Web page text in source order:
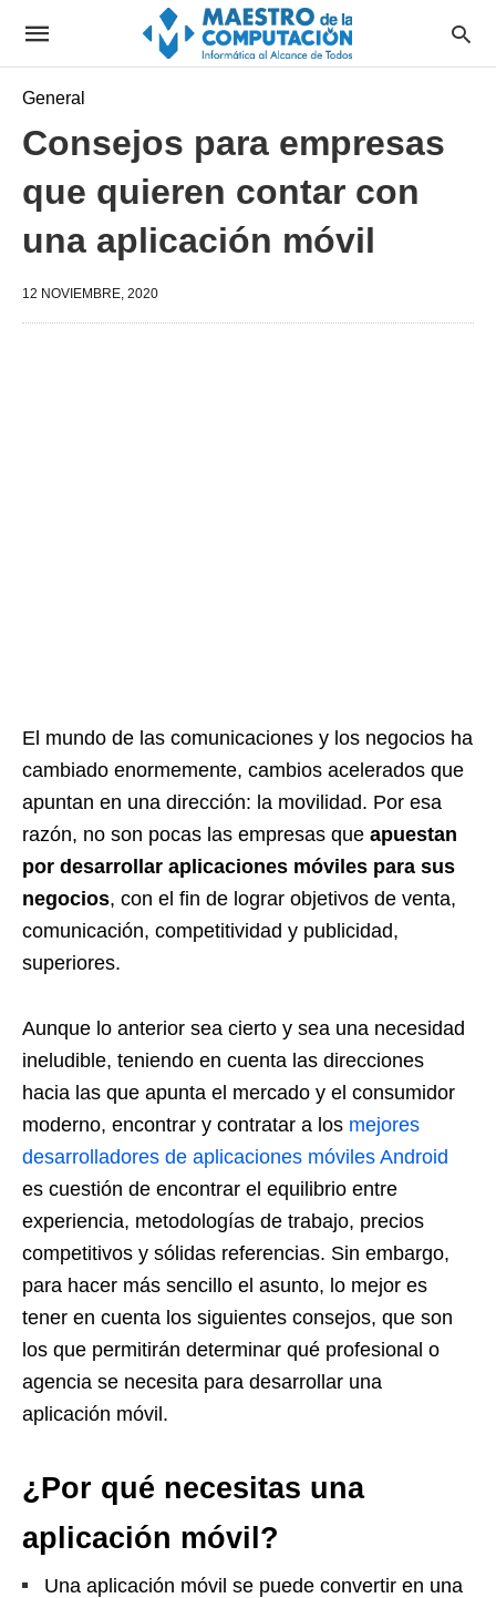
General
Consejos para empresas
que quieren contar con
una aplicación móvil
12 NOVIEMBRE, 2020
El mundo de las comunicaciones y los negocios ha
cambiado enormemente, cambios acelerados que
apuntan en una dirección: la movilidad. Por esa
razón, no son pocas las empresas que apuestan
por desarrollar aplicaciones móviles para sus
negocios, con el fin de lograr objetivos de venta,
comunicación, competitividad y publicidad,
superiores.
Aunque lo anterior sea cierto y sea una necesidad
ineludible, teniendo en cuenta las direcciones
hacia las que apunta el mercado y el consumidor
moderno, encontrar y contratar a los mejores
desarrolladores de aplicaciones móviles Android
es cuestión de encontrar el equilibrio entre
experiencia, metodologías de trabajo, precios
competitivos y sólidas referencias. Sin embargo,
para hacer más sencillo el asunto, lo mejor es
tener en cuenta los siguientes consejos, que son
los que permitirán determinar qué profesional o
agencia se necesita para desarrollar una
aplicación móvil.
¿Por qué necesitas una
aplicación móvil?
Una aplicación móvil se puede convertir en una